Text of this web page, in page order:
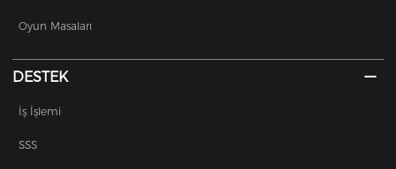
Oyun Masaları
DESTEK
İş İşlemi
SSS